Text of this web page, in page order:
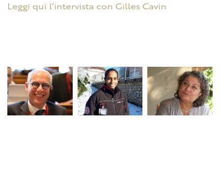
Leggi qui l’intervista con Gilles Cavin